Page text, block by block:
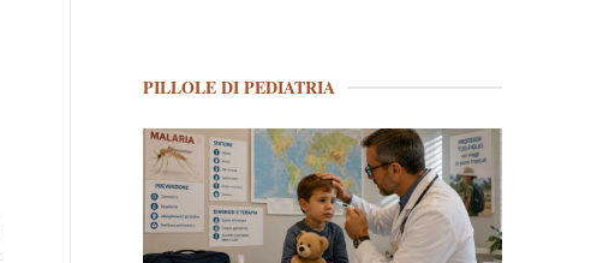
PILLOLE DI PEDIATRIA